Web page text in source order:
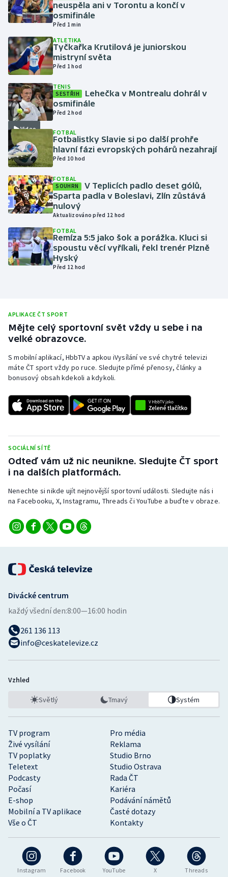
Házená
Jezdectví
Judo
Krasobruslení
Lezení
Lyže a snowboard
Moderní pětiboj
Motorsport
Olympijské hry
Parasport
Plavání
Rychlobruslení
Rychlostní kanoistika
Short track
Sportovní střelba
Triatlon
Veslování
Vodní slalom
Volejbal
Ostatní
neuspěla ani v Torontu a končí v
osmifinále
Před 1 min
ATLETIKA
Tyčkařka Krutilová je juniorskou
mistryní světa
Před 1 hod
Video
TENIS
SESTŘIH
Lehečka v Montrealu dohrál v
osmifinále
Před 2 hod
FOTBAL
Fotbalistky Slavie si po další prohře
hlavní fázi evropských pohárů nezahrají
Před 10 hod
FOTBAL
SOUHRN
V Teplicích padlo deset gólů,
Sparta padla v Boleslavi, Zlín zůstává
nulový
Aktualizováno před 12 hod
FOTBAL
Remíza 5:5 jako šok a porážka. Kluci si
spoustu věcí vyříkali, řekl trenér Plzně
Hyský
Před 12 hod
APLIKACE ČT SPORT
Mějte celý sportovní svět vždy u sebe i na
velké obrazovce.
S mobilní aplikací, HbbTV a apkou iVysílání ve své chytré televizi
máte ČT sport vždy po ruce. Sledujte přímé přenosy, články a
bonusový obsah kdekoli a kdykoli.
SOCIÁLNÍ SÍTĚ
Odteď vám už nic neunikne. Sledujte ČT sport
i na dalších platformách.
Nenechte si nikde ujít nejnovější sportovní události. Sledujte nás i
na Facebooku, X, Instagramu, Threads či YouTube a buďte v obraze.
Instagram Facebook YouTube X Threads
TV program
Pro média
Živé vysílání
Reklama
TV poplatky
Studio Brno
Teletext
Studio Ostrava
Podcasty
Rada ČT
Počasí
Kariéra
E-shop
Podávání námětů
Mobilní a TV aplikace
Časté dotazy
Vše o ČT
Kontakty
Divácké centrum
každý všední den:8:00—16:00 hodin
261 136 113
info@ceskatelevize.cz
Vzhled
Světlý Tmavý Systém